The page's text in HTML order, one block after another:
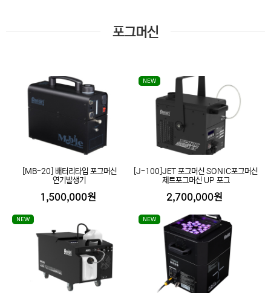
포그머신
[MB-20] 배터리타입 포그머신
연기발생기
1,500,000원
NEW
[J-100]JET 포그머신 SONIC포그머신
제트포그머신 UP 포그
2,700,000원
NEW NEW